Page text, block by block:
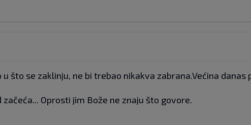
što se zaklinju, ne bi trebao nikakva zabrana.Većina danas
Oprosti jim Bože ne znaju što govore.